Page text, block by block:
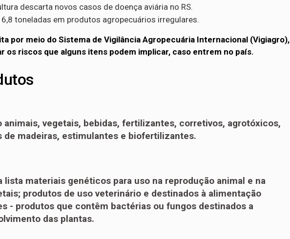
descarta novos casos de doença aviária no RS.
6,8 toneladas em produtos agropecuários irregulares.
por meio do Sistema de Vigilância Agropecuária Internacional (Vigiagro),
os riscos que alguns itens podem implicar, caso entrem no país.
animais, vegetais, bebidas, fertilizantes, corretivos, agrotóxicos,
de madeiras, estimulantes e biofertilizantes.
lista materiais genéticos para uso na reprodução animal e na
produtos de uso veterinário e destinados à alimentação
- produtos que contêm bactérias ou fungos destinados a
das plantas.